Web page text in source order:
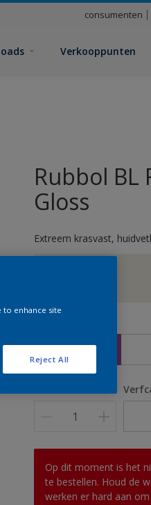
consumenten
Verkooppunten
Rubbol BL
Gloss
Extreem krasvast,
500 ML
Op dit moment is het
te bestellen. Houd de
werken er hard aan
to enhance site
Reject All